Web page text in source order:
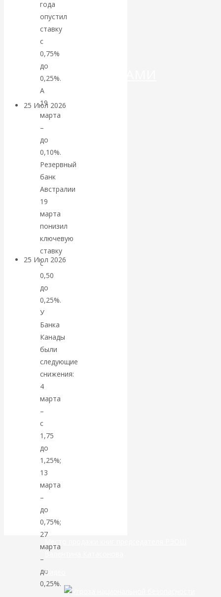
ДЕНЕГ»: КИТАЙ
ВЕДЁТ БОРЬБУ
КРИПТОВАЛЮТАМИ
25 Июл 2026
Валентин
КАтасонов.
Может ли
Америка
покинуть НАТО?
25 Июл 2026
интервью и беседы
«Об этом
молчат»:
экономист
Валентин
Катасонов
считает, что
кризис в
банковской
сфере России
уже начался
года
опустил
ставку
с
0,75%
до
0,25%.
А
19
марта
–
до
0,10%.
Резервный
банк
Австралии
19
марта
понизил
ключевую
ставку
с
0,50
до
0,25%.
У
Банка
Канады
были
следующие
снижения:
4
марта
–
с
1,75
до
1,25%;
13
марта
–
до
0,75%;
27
марта
–
до
0,25%.
Валентина Катасонова
Видео